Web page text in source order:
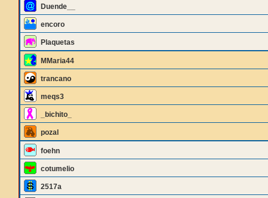
Duende__
encoro
Plaquetas
MMaria44
trancano
meqs3
_bichito_
pozal
foehn
cotumelio
2517a